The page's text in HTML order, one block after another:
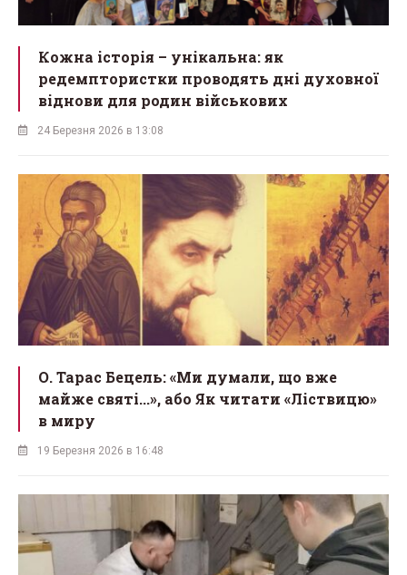
Кожна історія – унікальна: як
редемптористки проводять дні духовної
віднови для родин військових
24 Березня 2026 в 13:08
О. Тарас Бецель: «Ми думали, що вже
майже святі...», або Як читати «Ліствицю»
в миру
19 Березня 2026 в 16:48